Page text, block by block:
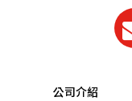
公司介紹